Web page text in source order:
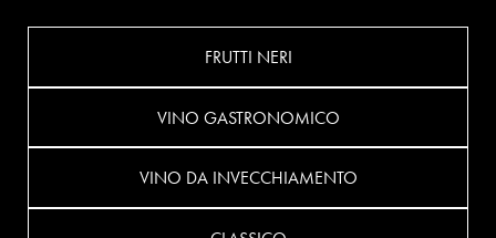
FRUTTI NERI
VINO GASTRONOMICO
VINO DA INVECCHIAMENTO